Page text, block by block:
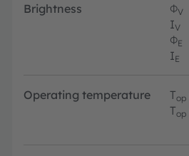
Brightness ΦV
IV
ΦE
IE
Operating temperature Top
Top